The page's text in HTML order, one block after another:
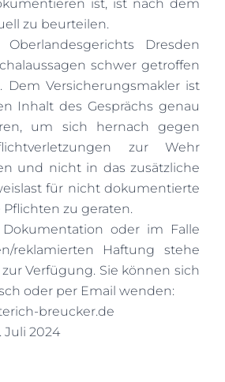
ist, ist nach dem
zu beurteilen.
Dresden
schwer getroffen
Dem Versicherungsmakler ist
Inhalt des Gesprächs genau
um sich hernach gegen
zur Wehr
und nicht in das zusätzliche
für nicht dokumentierte
zu geraten.
oder im Falle
reklamierten Haftung stehe
Verfügung. Sie können sich
oder per Email wenden:
breucker.de
Juli 2024